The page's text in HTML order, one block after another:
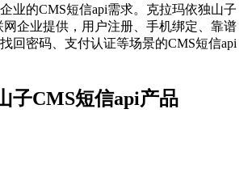
业的CMS短信api需求。克拉玛依独山子
网企业提供，用户注册、手机绑定、靠谱
回密码、支付认证等场景的CMS短信api
子CMS短信api产品